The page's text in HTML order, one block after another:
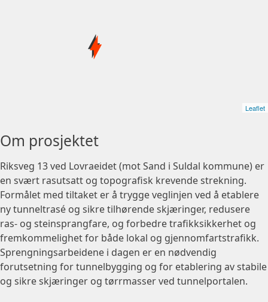
Leaflet
Om prosjektet
Riksveg 13 ved Lovraeidet (mot Sand i Suldal kommune) er
en svært rasutsatt og topografisk krevende strekning.
Formålet med tiltaket er å trygge veglinjen ved å etablere
ny tunneltrasé og sikre tilhørende skjæringer, redusere
ras- og steinsprangfare, og forbedre trafikksikkerhet og
fremkommelighet for både lokal og gjennomfartstrafikk.
Sprengningsarbeidene i dagen er en nødvendig
forutsetning for tunnelbygging og for etablering av stabile
og sikre skjæringer og tørrmasser ved tunnelportalen.